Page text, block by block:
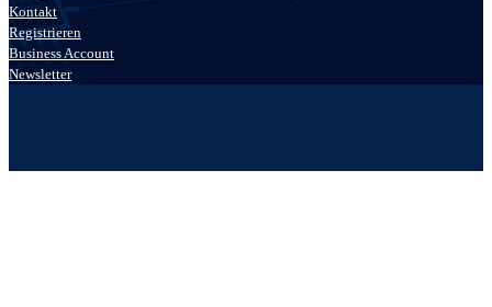
Kontakt
Registrieren
Business Account
Newsletter